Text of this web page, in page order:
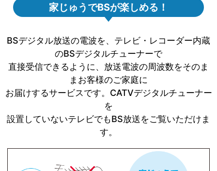
家じゅうでBSが楽しめる！
BSデジタル放送の電波を、テレビ・レコーダー内蔵
のBSデジタルチューナーで
直接受信できるように、放送電波の周波数をそのま
まお客様のご家庭に
お届けするサービスです。CATVデジタルチューナー
を
設置していないテレビでもBS放送をご覧いただけま
す。